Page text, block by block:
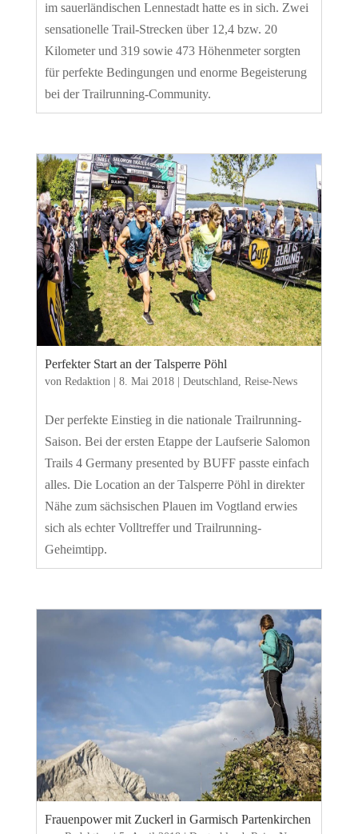
im sauerländischen Lennestadt hatte es in sich. Zwei
sensationelle Trail-Strecken über 12,4 bzw. 20
Kilometer und 319 sowie 473 Höhenmeter sorgten
für perfekte Bedingungen und enorme Begeisterung
bei der Trailrunning-Community.
Perfekter Start an der Talsperre Pöhl
von Redaktion| 8. Mai 2018| Deutschland, Reise-News
Der perfekte Einstieg in die nationale Trailrunning-
Saison. Bei der ersten Etappe der Laufserie Salomon
Trails 4 Germany presented by BUFF passte einfach
alles. Die Location an der Talsperre Pöhl in direkter
Nähe zum sächsischen Plauen im Vogtland erwies
sich als echter Volltreffer und Trailrunning-
Geheimtipp.
Frauenpower mit Zuckerl in Garmisch Partenkirchen